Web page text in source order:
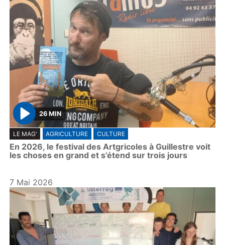
P
l
a
y
26 MIN
LE MAG' AGRICULTURE CULTURE
En 2026, le festival des Artgricoles à Guillestre voit
les choses en grand et s’étend sur trois jours
7 Mai 2026